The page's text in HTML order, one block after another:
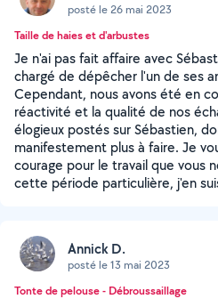
posté le 26 mai 2023
Taille de haies et d'arbustes
Je n'ai pas fait affaire avec
chargé de dépêcher l'un de ses
Cependant, nous avons été en
réactivité et la qualité de nos
élogieux postés sur Sébastien,
manifestement plus à faire. Je
courage pour le travail que vous
cette période particulière, j'en
Annick D.
posté le 13 mai 2023
Tonte de pelouse - Débroussaillage